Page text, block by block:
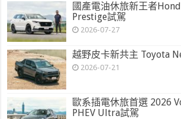
國產電油休旅新王者
Prestige試駕
2026-07-27
越野皮卡新共主 Toyota
2026-07-21
歐系插電休旅首選 2026
PHEV Ultra試駕